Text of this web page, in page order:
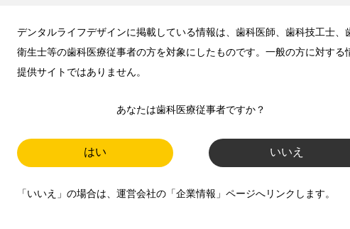
デンタルライフデザインに掲載している情報は、歯科医師、歯科技工士、
衛生士等の歯科医療従事者の方を対象にしたものです。一般の方に対する
提供サイトではありません。
あなたは歯科医療従事者ですか？
はい いいえ
「いいえ」の場合は、運営会社の「企業情報」ページへリンクします。
メールマガジンでお届け
師、歯科衛生士、歯科技工士）に
お届けします。